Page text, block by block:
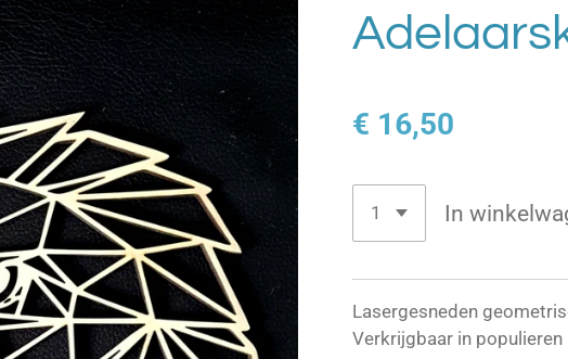
€ 16,50
In
Lasergesneden
Verkrijgbaar in